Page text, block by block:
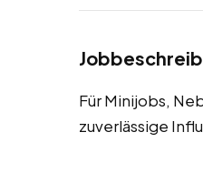
Für Minijobs,
zuverlässige